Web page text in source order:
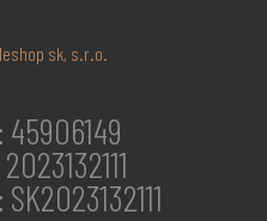
sk, s.r.o.
45906149